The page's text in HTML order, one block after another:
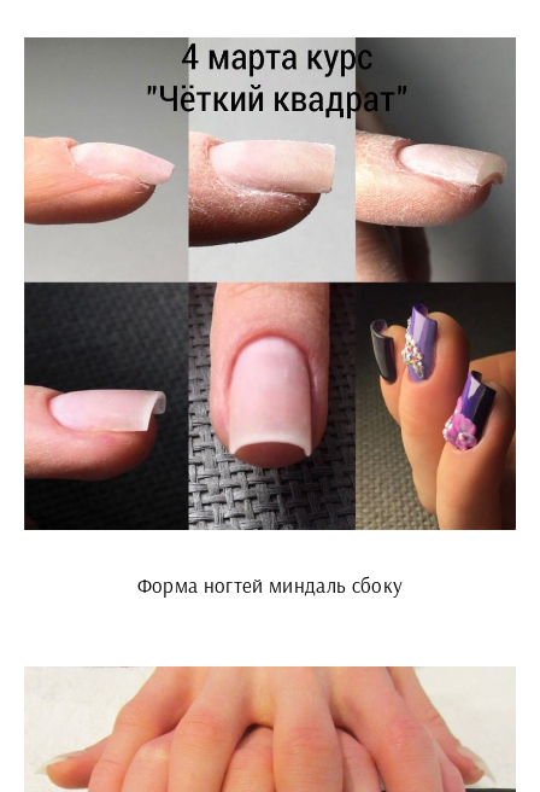
Форма ногтей миндаль сбоку